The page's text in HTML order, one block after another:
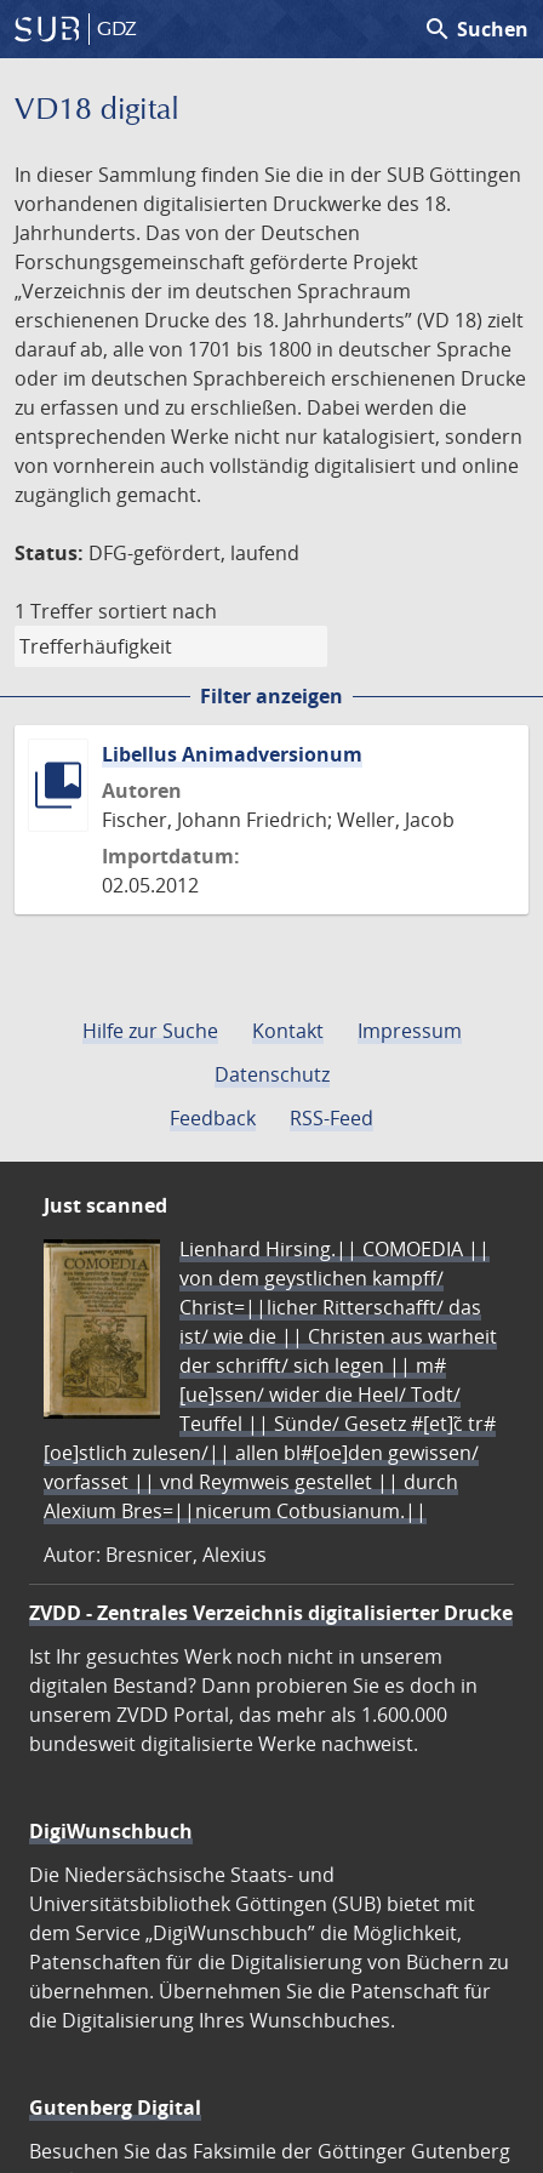
GDZ search Suchen
VD18 digital
In dieser Sammlung finden Sie die in der SUB Göttingen
vorhandenen digitalisierten Druckwerke des 18.
Jahrhunderts. Das von der Deutschen
Forschungsgemeinschaft geförderte Projekt
„Verzeichnis der im deutschen Sprachraum
erschienenen Drucke des 18. Jahrhunderts” (VD 18) zielt
darauf ab, alle von 1701 bis 1800 in deutscher Sprache
oder im deutschen Sprachbereich erschienenen Drucke
zu erfassen und zu erschließen. Dabei werden die
entsprechenden Werke nicht nur katalogisiert, sondern
von vornherein auch vollständig digitalisiert und online
zugänglich gemacht.
Status: DFG-gefördert, laufend
1 Treffer sortiert nach
Filter anzeigen
Libellus Animadversionum
Autoren
Fischer, Johann Friedrich; Weller, Jacob
Importdatum:
02.05.2012
Hilfe zur Suche Kontakt
Impressum
Datenschutz
Feedback
RSS-Feed
Just scanned
Lienhard Hirsing.|| COMOEDIA ||
von dem geystlichen kampff/
Christ=||licher Ritterschafft/ das
ist/ wie die || Christen aus warheit
der schrifft/ sich legen || m#
[ue]ssen/ wider die Heel/ Todt/
Teuffel || Sünde/ Gesetz #[et]c̃ tr#
[oe]stlich zulesen/|| allen bl#[oe]den gewissen/
vorfasset || vnd Reymweis gestellet || durch
Alexium Bres=||nicerum Cotbusianum.||
Autor: Bresnicer, Alexius
ZVDD - Zentrales Verzeichnis digitalisierter Drucke
Ist Ihr gesuchtes Werk noch nicht in unserem
digitalen Bestand? Dann probieren Sie es doch in
unserem ZVDD Portal, das mehr als 1.600.000
bundesweit digitalisierte Werke nachweist.
DigiWunschbuch
Die Niedersächsische Staats- und
Universitätsbibliothek Göttingen (SUB) bietet mit
dem Service „DigiWunschbuch” die Möglichkeit,
Patenschaften für die Digitalisierung von Büchern zu
übernehmen. Übernehmen Sie die Patenschaft für
die Digitalisierung Ihres Wunschbuches.
Gutenberg Digital
Besuchen Sie das Faksimile der Göttinger Gutenberg